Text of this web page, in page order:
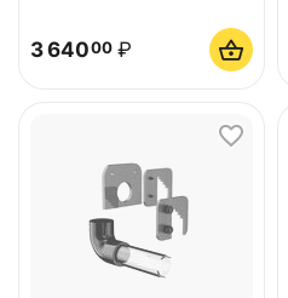
3 64000 ₽